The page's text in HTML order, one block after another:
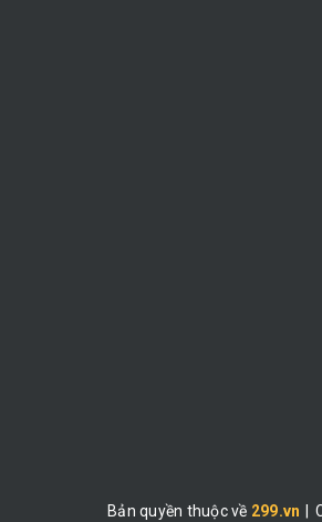
Bản quyền thuộc về 299.vn